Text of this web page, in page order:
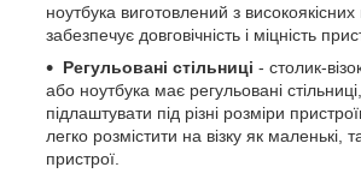
ноутбука виготовлений з
забезпечує довговічність і міцність
Регульовані стільниці - столик-
або ноутбука має регульовані
підлаштувати під різні розміри
легко розмістити на візку як маленькі,
пристрої.